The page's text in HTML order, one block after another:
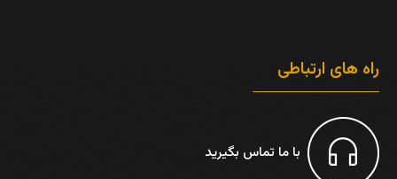
راه های ارتباطی
با ما تماس بگیرید